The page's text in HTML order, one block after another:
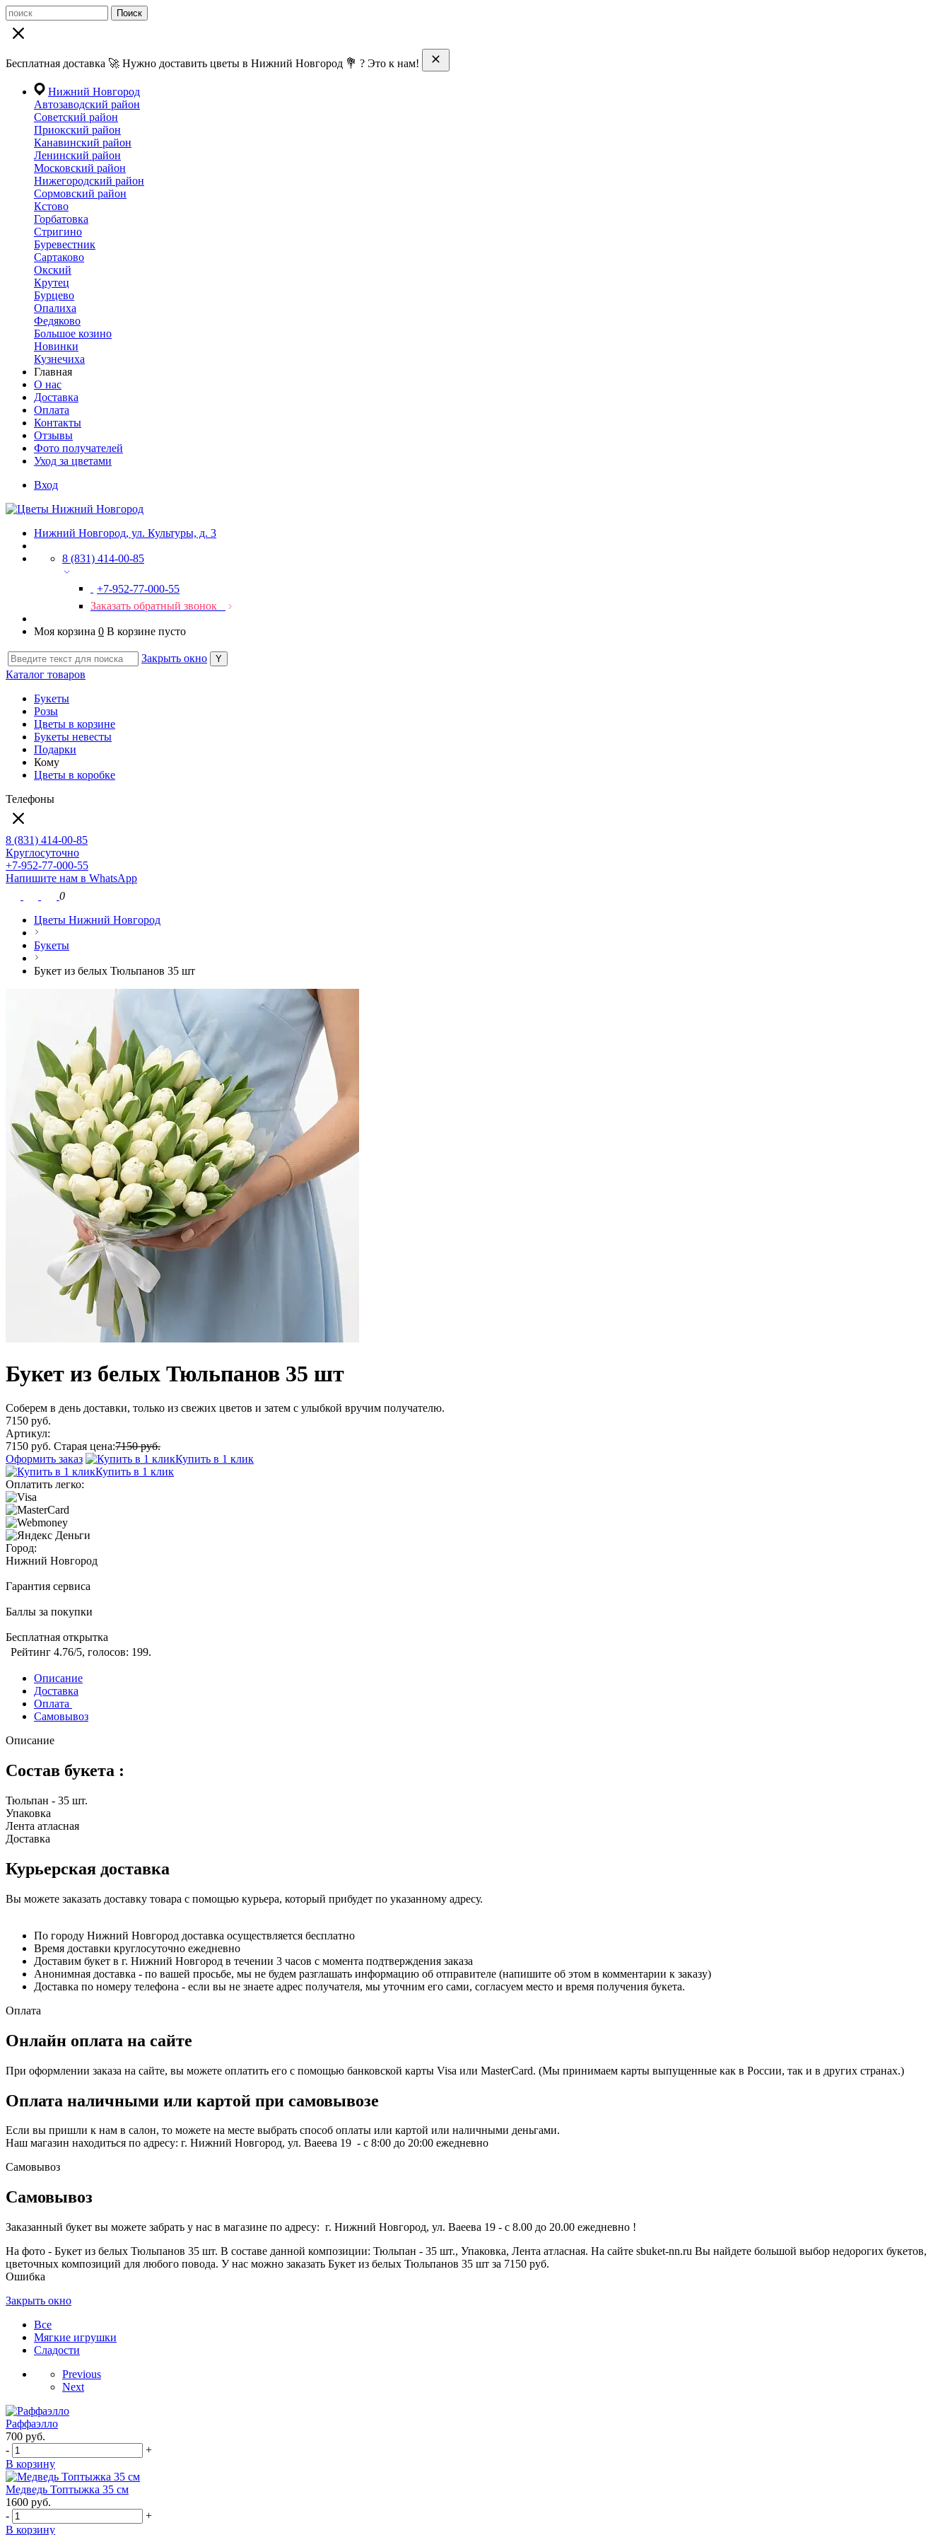
Поиск
Бесплатная доставка 🚀 Нужно доставить цветы в Нижний Новгород 💐 ? Это к нам!
Нижний Новгород
Автозаводский район
Советский район
Приокский район
Канавинский район
Ленинский район
Московский район
Нижегородский район
Сормовский район
Кстово
Горбатовка
Стригино
Буревестник
Сартаково
Окский
Крутец
Бурцево
Опалиха
Федяково
Большое козино
Новинки
Кузнечиха
Главная
О нас
Доставка
Оплата
Контакты
Отзывы
Фото получателей
Уход за цветами
Вход
Нижний Новгород, ул. Культуры, д. 3
8 (831) 414-00-85
+7-952-77-000-55
Заказать обратный звонок
Моя корзина 0 В корзине пусто
Закрыть окно
Каталог товаров
Букеты
Розы
Цветы в корзине
Букеты невесты
Подарки
Кому
Цветы в коробке
Телефоны
8 (831) 414-00-85
Круглосуточно
+7-952-77-000-55
Напишите нам в WhatsApp
0
Цветы Нижний Новгород
Букеты
Букет из белых Тюльпанов 35 шт
Букет из белых Тюльпанов 35 шт
Соберем в день доставки, только из свежих цветов и затем с улыбкой вручим получателю.
7150 руб.
Артикул:
7150 руб. Старая цена:7150 руб.
Оформить заказ
Купить в 1 клик
Купить в 1 клик
Оплатить легко:
Город:
Нижний Новгород
Гарантия сервиса
Баллы за покупки
Бесплатная открытка
Рейтинг 4.76/5, голосов: 199.
Описание
Доставка
Оплата
Самовывоз
Описание
Состав букета :
Тюльпан - 35 шт.
Упаковка
Лента атласная
Доставка
Курьерская доставка
Вы можете заказать доставку товара с помощью курьера, который прибудет по указанному адресу.
По городу Нижний Новгород доставка осуществляется бесплатно
Время доставки круглосуточно ежедневно
Доставим букет в г. Нижний Новгород в течении 3 часов с момента подтверждения заказа
Анонимная доставка - по вашей просьбе, мы не будем разглашать информацию об отправителе (напишите об этом в комментарии к заказу)
Доставка по номеру телефона - если вы не знаете адрес получателя, мы уточним его сами, согласуем место и время получения букета.
Оплата
Онлайн оплата на сайте
При оформлении заказа на сайте, вы можете оплатить его с помощью банковской карты Visa или MasterCard. (Мы принимаем карты выпущенные как в России, так и в других странах.)
Оплата наличными или картой при самовывозе
Если вы пришли к нам в салон, то можете на месте выбрать способ оплаты или картой или наличными деньгами.
Наш магазин находиться по адресу: г. Нижний Новгород, ул. Ваеева 19 - с 8:00 до 20:00 ежедневно
Самовывоз
Самовывоз
Заказанный букет вы можете забрать у нас в магазине по адресу: г. Нижний Новгород, ул. Ваеева 19 - с 8.00 до 20.00 ежедневно !
На фото - Букет из белых Тюльпанов 35 шт. В составе данной композиции: Тюльпан - 35 шт., Упаковка, Лента атласная. На сайте sbuket-nn.ru Вы найдете большой выбор недорогих букетов,
цветочных композиций для любого повода. У нас можно заказать Букет из белых Тюльпанов 35 шт за 7150 руб.
Ошибка
Закрыть окно
Все
Мягкие игрушки
Сладости
Previous
Next
Раффаэлло
700 руб.
-
+
В корзину
Медведь Топтыжка 35 см
1600 руб.
-
+
В корзину